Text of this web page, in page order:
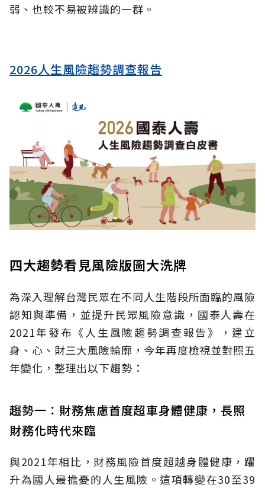
弱、也較不易被辨識的一群。
2026人生風險趨勢調查報告
四大趨勢看見風險版圖大洗牌
為深入理解台灣民眾在不同人生階段所面臨的風險
認知與準備，並提升民眾風險意識，國泰人壽在
2021年發布《人生風險趨勢調查報告》，建立
身、心、財三大風險輪廓，今年再度檢視並對照五
年變化，整理出以下趨勢：
趨勢一：財務焦慮首度超車身體健康，長照
財務化時代來臨
與2021年相比，財務風險首度超越身體健康，躍
升為國人最擔憂的人生風險。這項轉變在30至39